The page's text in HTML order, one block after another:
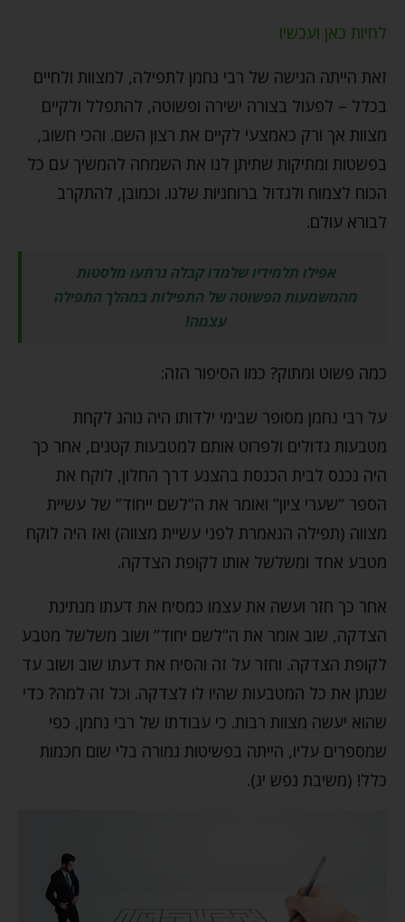
לחיות כאן ועכשיו
זאת הייתה הגישה של רבי נחמן לתפילה, למצוות ולחיים
בכלל – לפעול בצורה ישירה ופשוטה, להתפלל ולקיים
מצוות אך ורק כאמצעי לקיים את רצון השם. והכי חשוב,
בפשטות ומתיקות שתיתן לנו את השמחה להמשיך עם כל
הכוח לצמוח ולגדול ברוחניות שלנו. וכמובן, להתקרב
לבורא עולם.
אפילו תלמידיו שלמדו קבלה נרתעו מלסטות
מהמשמעות הפשוטה של התפילות במהלך התפילה
עצמה!
כמה פשוט ומתוק? כמו הסיפור הזה:
על רבי נחמן מסופר שבימי ילדותו היה נוהג לקחת
מטבעות גדולים ולפרוט אותם למטבעות קטנים, אחר כך
היה נכנס לבית הכנסת בהצנע דרך החלון, לוקח את
הספר “שערי ציון” ואומר את ה”לשם ייחוד” של עשיית
מצווה (תפילה הנאמרת לפני עשיית מצווה) ואז היה לוקח
מטבע אחד ומשלשל אותו לקופת הצדקה.
אחר כך חזר ועשה את עצמו כמסיח את דעתו מנתינת
הצדקה, שוב אומר את ה”לשם יחוד” ושוב משלשל מטבע
לקופת הצדקה. וחזר על זה והסיח את דעתו שוב ושוב עד
שנתן את כל המטבעות שהיו לו לצדקה. וכל זה למה? כדי
שהוא יעשה מצוות רבות. כי עבודתו של רבי נחמן, כפי
שמספרים עליו, הייתה בפשיטות גמורה בלי שום חכמות
כלל! (משיבת נפש יג).